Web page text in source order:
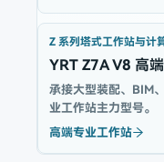
Z 系列塔式工作站与计
YRT Z7A V8 高
承接大型装配、BIM
业工作站主力型号。
高端专业工作站